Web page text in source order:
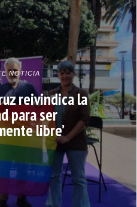
NOTICIA
reivindica la
para ser
libre’